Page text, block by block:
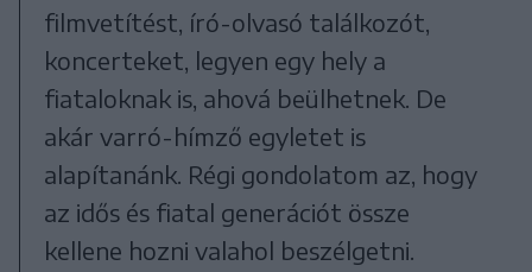
filmvetítést, író-olvasó találkozót,
koncerteket, legyen egy hely a
fiataloknak is, ahová beülhetnek. De
akár varró-hímző egyletet is
alapítanánk. Régi gondolatom az, hogy
az idős és fiatal generációt össze
kellene hozni valahol beszélgetni.